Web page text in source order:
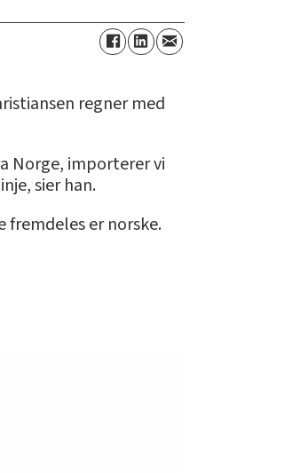
regner med
Norge, importerer vi
sier han.
er norske.